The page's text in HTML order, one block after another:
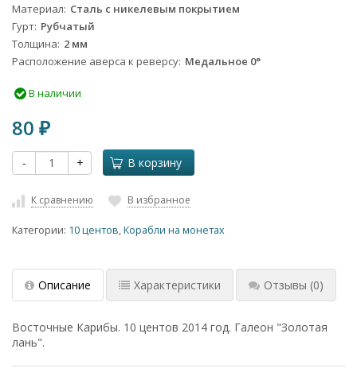
Материал Сталь с никелевым покрытием
Гурт Рубчатый
Толщина 2 мм
Расположение аверса к реверсу Медальное 0°
В наличии
80 ₽
- + В корзину
К сравнению В избранное
Категории: 10 центов,Корабли на монетах
Описание Характеристики Отзывы (0)
Восточные Карибы. 10 центов 2014 год. Галеон "Золотая
лань".